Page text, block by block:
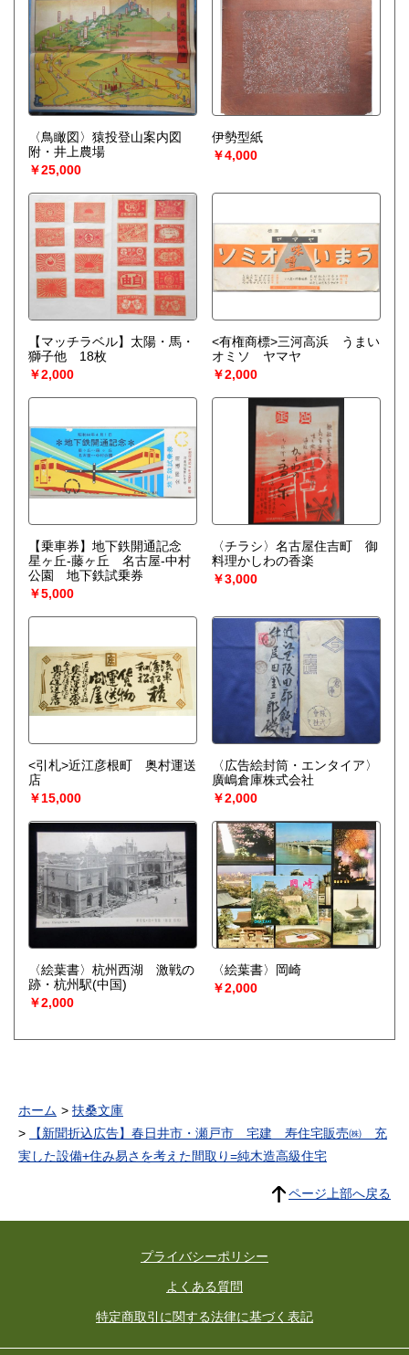
〈鳥瞰図〉猿投登山案内図
附・井上農場
￥25,000
伊勢型紙
￥4,000
【マッチラベル】太陽・馬・
獅子他 18枚
￥2,000
<有権商標>三河高浜 うまい
オミソ ヤマヤ
￥2,000
【乗車券】地下鉄開通記念
星ヶ丘-藤ヶ丘 名古屋-中村
公園 地下鉄試乗券
￥5,000
〈チラシ〉名古屋住吉町 御
料理かしわの香楽
￥3,000
<引札>近江彦根町 奥村運送
店
￥15,000
〈広告絵封筒・エンタイア〉
廣嶋倉庫株式会社
￥2,000
〈絵葉書〉杭州西湖 激戦の
跡・杭州駅(中国)
￥2,000
〈絵葉書〉岡崎
￥2,000
ホーム
扶桑文庫
【新聞折込広告】春日井市・瀬戸市 宅建 寿住宅販売㈱ 充
実した設備+住み易さを考えた間取り=純木造高級住宅
ページ上部へ戻る
プライバシーポリシー
よくある質問
特定商取引に関する法律に基づく表記